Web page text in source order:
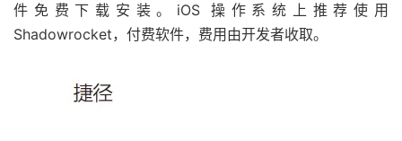
件免费下载安装。iOS 操作系统上推荐使用
Shadowrocket，付费软件，费用由开发者收取。